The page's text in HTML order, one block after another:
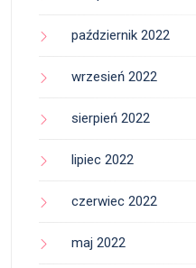
październik 2022
wrzesień 2022
sierpień 2022
lipiec 2022
czerwiec 2022
maj 2022